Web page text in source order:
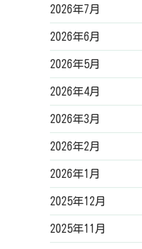
2026年7月
2026年6月
2026年5月
2026年4月
2026年3月
2026年2月
2026年1月
2025年12月
2025年11月